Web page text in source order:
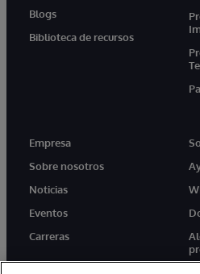
Blogs
Biblioteca de recursos
Empresa
Sobre nosotros
Noticias
Eventos
Carreras